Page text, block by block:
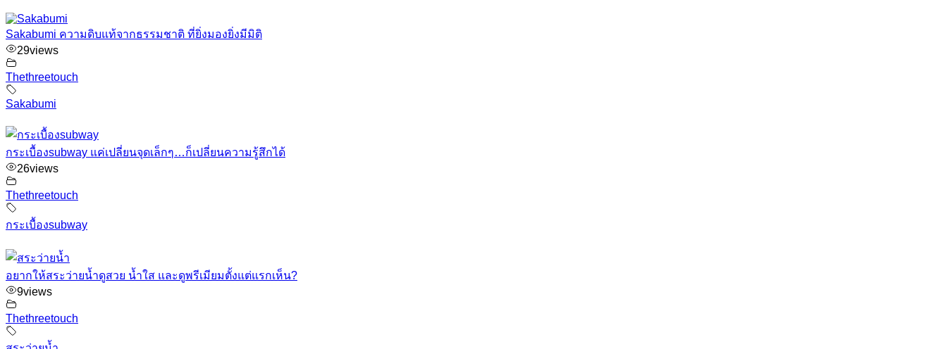
Sakabumi ความดิบแท้จากธรรมชาติ ที่ยิ่งมองยิ่งมีมิติ
29views
Thethreetouch
Sakabumi
กระเบื้องsubway แค่เปลี่ยนจุดเล็กๆ…ก็เปลี่ยนความรู้สึกได้
26views
Thethreetouch
กระเบื้องsubway
อยากให้สระว่ายน้ำดูสวย น้ำใส และดูพรีเมียมตั้งแต่แรกเห็น?
9views
Thethreetouch